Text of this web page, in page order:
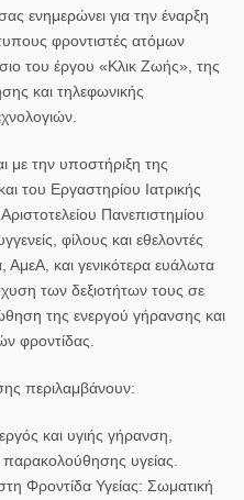
ενημερώνει για την έναρξη
φροντιστές ατόμων
του έργου «Κλικ Ζωής», της
και τηλεφωνικής
με την υποστήριξη της
Εργαστηρίου Ιατρικής
Πανεπιστημίου
φίλους και εθελοντές
ΑμεΑ, και γενικότερα ευάλωτα
των δεξιοτήτων τους σε
της ενεργού γήρανσης και
φροντίδας.
περιλαμβάνουν:
και υγιής γήρανση,
υγείας.
Φροντίδα Υγείας: Σωματική